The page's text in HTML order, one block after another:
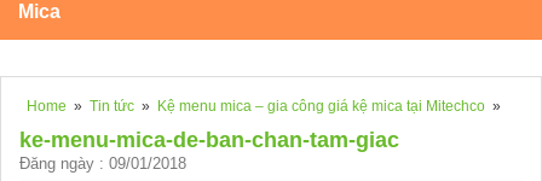
Mica
Home » Tin tức » Kệ menu mica – gia công giá kệ mica tại Mitechco »
ke-menu-mica-de-ban-chan-tam-giac
Đăng ngày : 09/01/2018